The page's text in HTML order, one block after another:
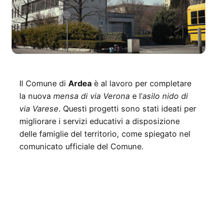
Il Comune di Ardea è al lavoro per completare
la nuova mensa di via Verona e l’asilo nido di
via Varese. Questi progetti sono stati ideati per
migliorare i servizi educativi a disposizione
delle famiglie del territorio, come spiegato nel
comunicato ufficiale del Comune.